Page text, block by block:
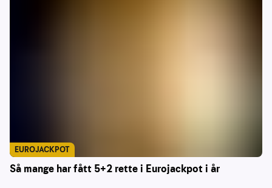
Så mange har fått 5+2 rette i Eurojackpot i år
EUROJACKPOT